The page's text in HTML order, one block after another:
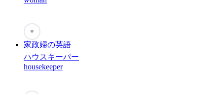
♥
家政婦の英語
ハウスキーパー
housekeeper